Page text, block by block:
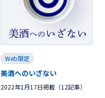
Web限定
美酒へのいざない
2022年1月17日掲載（12記事）